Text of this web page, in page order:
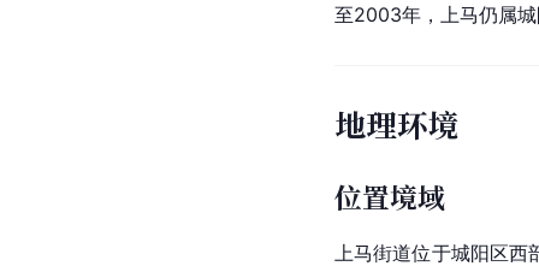
至2003年，上马仍属
地理环境
位置境域
上马街道位于城阳区